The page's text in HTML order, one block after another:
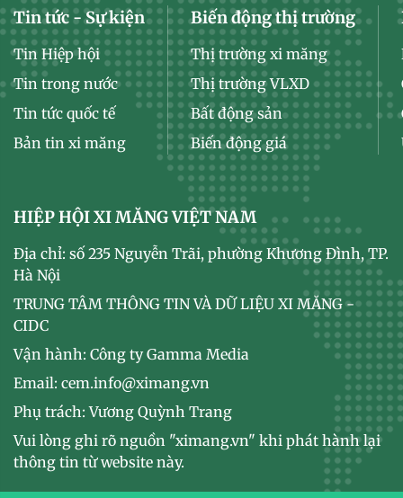
Tin tức - Sự kiện
Tin Hiệp hội
Tin trong nước
Tin tức quốc tế
Bản tin xi măng
Biến động thị trường
Thị trường xi măng
Thị trường VLXD
Bất động sản
Biến động giá
HIỆP HỘI XI MĂNG VIỆT NAM
Địa chỉ: số 235 Nguyễn Trãi, phường Khương Đình, TP.
Hà Nội
TRUNG TÂM THÔNG TIN VÀ DỮ LIỆU XI MĂNG -
CIDC
Vận hành: Công ty Gamma Media
Email: cem.info@ximang.vn
Phụ trách: Vương Quỳnh Trang
Vui lòng ghi rõ nguồn "ximang.vn" khi phát hành lại
thông tin từ website này.